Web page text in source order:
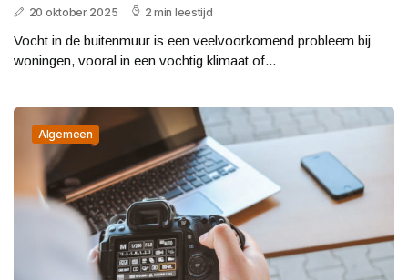
20 oktober 2025 2 min leestijd
Vocht in de buitenmuur is een veelvoorkomend probleem bij
woningen, vooral in een vochtig klimaat of...
Algemeen